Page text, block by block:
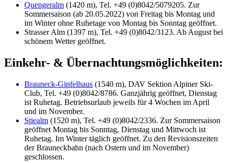
Quengeralm (1420 m), Tel. +49 (0)8042/5079205. Zur
Sommersaison (ab 20.05.2022) von Freitag bis Montag und
im Winter ohne Ruhetage von Montag bis Sonntag geöffnet.
Strasser Alm (1397 m), Tel. +49 (0)8042/3123. Ab August bei
schönem Wetter geöffnet.
Einkehr- & Übernachtungsmöglichkeiten:
Brauneck-Gipfelhaus (1540 m), DAV Sektion Alpiner Ski-
Club, Tel. +49 (0)8042/8786. Ganzjährig geöffnet, Dienstag
ist Ruhetag. Betriebsurlaub jeweils für 4 Wochen im April
und im November.
Stiealm (1520 m), Tel. +49 (0)8042/2336. Zur Sommersaison
geöffnet Montag bis Sonntag, Dienstag und Mittwoch ist
Ruhetag. Im Winter täglich geöffnet. Zu den Revisionszeiten
der Brauneckbahn (nach Ostern und im November)
geschlossen.